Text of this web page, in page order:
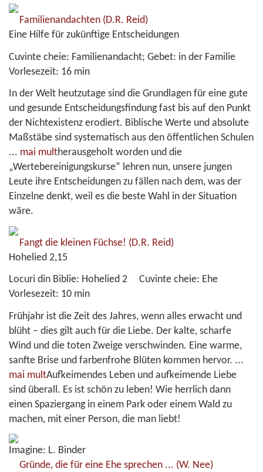
Familienandachten (D.R. Reid)
Eine Hilfe für zukünftige Entscheidungen
Cuvinte cheie: Familienandacht; Gebet: in der Familie
Vorlesezeit: 16 min
In der Welt heutzutage sind die Grundlagen für eine gute
und gesunde Entscheidungsfindung fast bis auf den Punkt
der Nichtexistenz erodiert. Biblische Werte und absolute
Maßstäbe sind systematisch aus den öffentlichen Schulen
... mai multherausgeholt worden und die
„Wertebereinigungskurse“ lehren nun, unsere jungen
Leute ihre Entscheidungen zu fällen nach dem, was der
Einzelne denkt, weil es die beste Wahl in der Situation
wäre.
Fangt die kleinen Füchse! (D.R. Reid)
Hohelied 2,15
Locuri din Biblie: Hohelied 2 Cuvinte cheie: Ehe
Vorlesezeit: 10 min
Frühjahr ist die Zeit des Jahres, wenn alles erwacht und
blüht – dies gilt auch für die Liebe. Der kalte, scharfe
Wind und die toten Zweige verschwinden. Eine warme,
sanfte Brise und farbenfrohe Blüten kommen hervor. ...
mai multAufkeimendes Leben und aufkeimende Liebe
sind überall. Es ist schön zu leben! Wie herrlich dann
einen Spaziergang in einem Park oder einem Wald zu
machen, mit einer Person, die man liebt!
Imagine: L. Binder
Gründe, die für eine Ehe sprechen ... (W. Nee)